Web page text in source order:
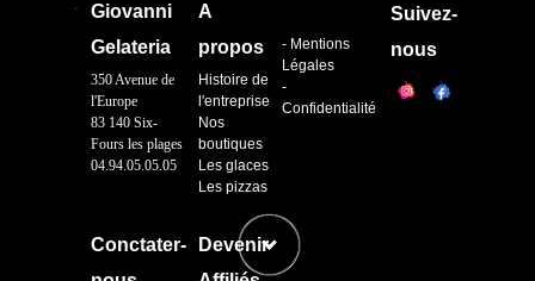
Giovanni
Gelateria
350 Avenue de
l'Europe
83 140 Six-
Fours les plages
04.94.05.05.05
A
propos
Histoire de
l'entreprise
Nos
boutiques
Les glaces
Les pizzas
- Mentions
Légales
-
Confidentialité
Suivez-
nous
Conctater-
Devenir